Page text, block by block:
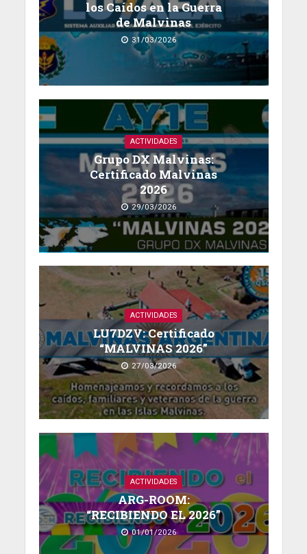
los Caídos en la Guerra
de Malvinas
31/03/2026
ACTIVIDADES
Grupo DX Malvinas:
Certificado Malvinas
2026
29/03/2026
ACTIVIDADES
LU7DZV: Certificado
“MALVINAS 2026”
27/03/2026
ACTIVIDADES
ARG-ROOM:
“RECIBIENDO EL 2026”
01/01/2026